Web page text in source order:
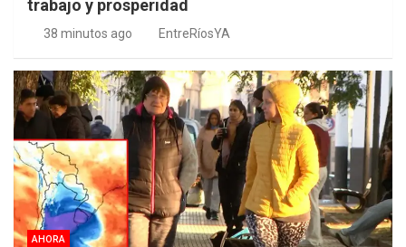
trabajo y prosperidad
38 minutos ago EntreRíosYA
AHORA